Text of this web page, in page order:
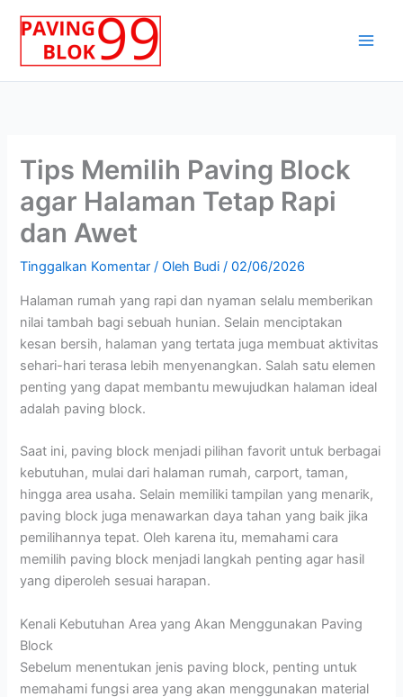
Tips Memilih Paving Block
agar Halaman Tetap Rapi
dan Awet
Tinggalkan Komentar / Oleh Budi/02/06/2026
Halaman rumah yang rapi dan nyaman selalu memberikan
nilai tambah bagi sebuah hunian. Selain menciptakan
kesan bersih, halaman yang tertata juga membuat aktivitas
sehari-hari terasa lebih menyenangkan. Salah satu elemen
penting yang dapat membantu mewujudkan halaman ideal
adalah paving block.
Saat ini, paving block menjadi pilihan favorit untuk berbagai
kebutuhan, mulai dari halaman rumah, carport, taman,
hingga area usaha. Selain memiliki tampilan yang menarik,
paving block juga menawarkan daya tahan yang baik jika
pemilihannya tepat. Oleh karena itu, memahami cara
memilih paving block menjadi langkah penting agar hasil
yang diperoleh sesuai harapan.
Kenali Kebutuhan Area yang Akan Menggunakan Paving
Block
Sebelum menentukan jenis paving block, penting untuk
memahami fungsi area yang akan menggunakan material